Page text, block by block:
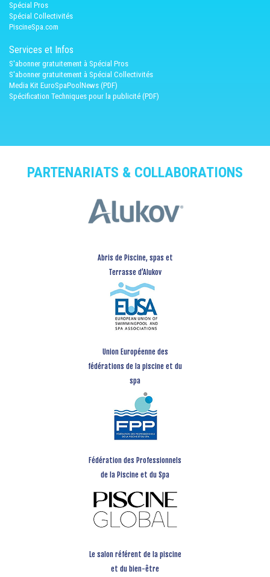
Spécial Pros
Spécial Collectivités
PiscineSpa.com
Services et Infos
S'abonner gratuitement à Spécial Pros
S'abonner gratuitement à Spécial Collectivités
Media Kit EuroSpaPoolNews (PDF)
Spécification Techniques pour la publicité (PDF)
PARTENARIATS & COLLABORATIONS
Abris de Piscine, spas et
Terrasse d’Alukov
Union Européenne des
fédérations de la piscine et du
spa
Fédération des Professionnels
de la Piscine et du Spa
Le salon référent de la piscine
et du bien-être